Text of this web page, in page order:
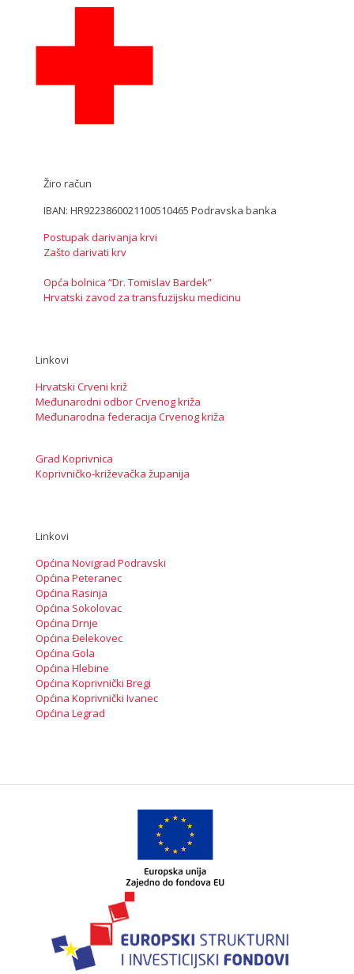
Žiro račun
IBAN: HR9223860021100510465 Podravska banka
Postupak darivanja krvi
Zašto darivati krv
Opća bolnica “Dr. Tomislav Bardek”
Hrvatski zavod za transfuzijsku medicinu
Linkovi
Hrvatski Crveni križ
Međunarodni odbor Crvenog križa
Međunarodna federacija Crvenog križa
Grad Koprivnica
Koprivničko-križevačka županija
Linkovi
Općina Novigrad Podravski
Općina Peteranec
Općina Rasinja
Općina Sokolovac
Općina Drnje
Općina Đelekovec
Općina Gola
Općina Hlebine
Općina Koprivnički Bregi
Općina Koprivnički Ivanec
Općina Legrad